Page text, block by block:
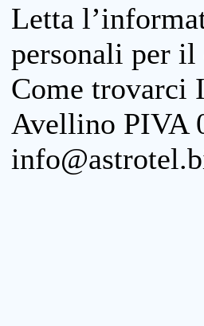
Letta
personali per il
Come trovarci
Avellino PIVA